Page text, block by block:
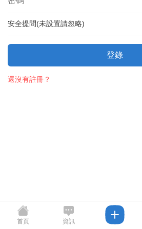
安全提問(未設置請忽略)
登錄
還沒有註冊？
首頁 資訊